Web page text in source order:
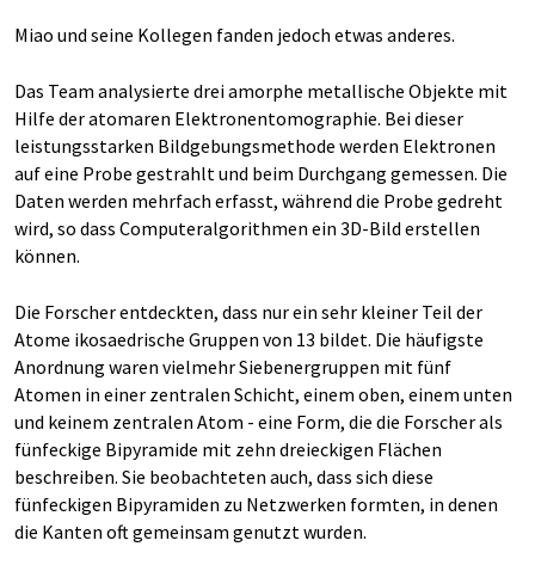
Miao und seine Kollegen fanden jedoch etwas anderes.
Das Team analysierte drei amorphe metallische Objekte mit
Hilfe der atomaren Elektronentomographie. Bei dieser
leistungsstarken Bildgebungsmethode werden Elektronen
auf eine Probe gestrahlt und beim Durchgang gemessen. Die
Daten werden mehrfach erfasst, während die Probe gedreht
wird, so dass Computeralgorithmen ein 3D-Bild erstellen
können.
Die Forscher entdeckten, dass nur ein sehr kleiner Teil der
Atome ikosaedrische Gruppen von 13 bildet. Die häufigste
Anordnung waren vielmehr Siebenergruppen mit fünf
Atomen in einer zentralen Schicht, einem oben, einem unten
und keinem zentralen Atom - eine Form, die die Forscher als
fünfeckige Bipyramide mit zehn dreieckigen Flächen
beschreiben. Sie beobachteten auch, dass sich diese
fünfeckigen Bipyramiden zu Netzwerken formten, in denen
die Kanten oft gemeinsam genutzt wurden.